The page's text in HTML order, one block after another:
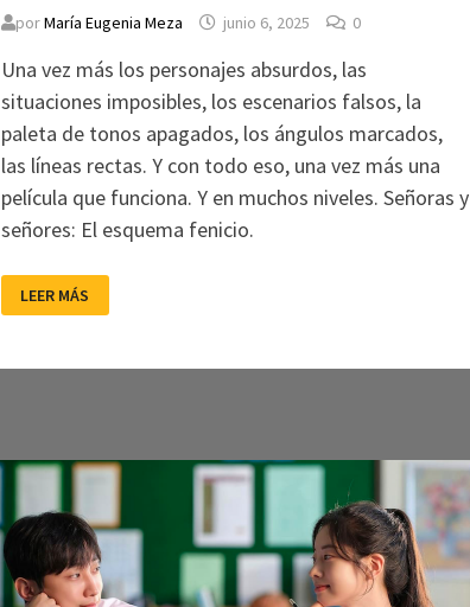
porMaría Eugenia Meza junio 6, 2025 0
Una vez más los personajes absurdos, las
situaciones imposibles, los escenarios falsos, la
paleta de tonos apagados, los ángulos marcados,
las líneas rectas. Y con todo eso, una vez más una
película que funciona. Y en muchos niveles. Señoras y
señores: El esquema fenicio.
ANDERSON
SIENDO
LEER MÁS